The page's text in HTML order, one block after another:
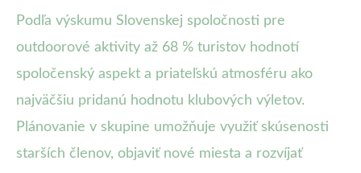
Podľa výskumu Slovenskej spoločnosti pre
outdoorové aktivity až 68 % turistov hodnotí
spoločenský aspekt a priateľskú atmosféru ako
najväčšiu pridanú hodnotu klubových výletov.
Plánovanie v skupine umožňuje využiť skúsenosti
starších členov, objaviť nové miesta a rozvíjať